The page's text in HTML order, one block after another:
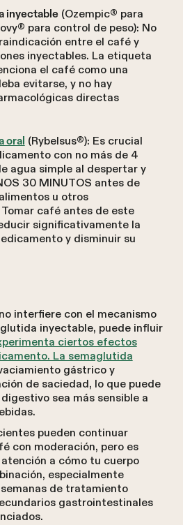
inyectable(Ozempic® para
para control de peso): No
entre el café y
inyectables. La etiqueta
el café como una
evitarse, y no hay
directas
oral (Rybelsus®): Es crucial
con no más de 4
agua simple al despertar y
30 MINUTOS antes de
u otros
café antes de este
significativamente la
y disminuir su
interfiere con el mecanismo
inyectable, puede influir
ciertos efectos
La semaglutida
gástrico y
de saciedad, lo que puede
sea más sensible a
pueden continuar
con moderación, pero es
a cómo tu cuerpo
especialmente
de tratamiento
gastrointestinales